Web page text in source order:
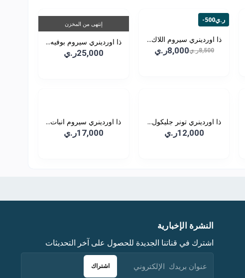
-500ر.ي
ذا اوردينري سيروم اللاك...
8,500ر.ي 8,000ر.ي
إنتهى من المخزن
ذا اوردينري سيروم بوفيه...
25,000ر.ي
ذا اوردينري تونر جليكول...
12,000ر.ي
ذا اوردينري سيروم انبات...
17,000ر.ي
النشرة الإخبارية
اشترك في قناتنا الجديدة للحصول على آخر التحديثات
اشتراك